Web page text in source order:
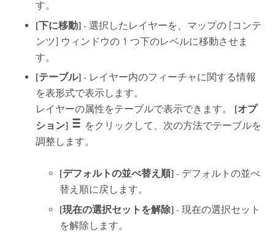
す。
[下に移動] - 選択したレイヤーを、マップの [コンテ
ンツ] ウィンドウの 1 つ下のレベルに移動させま
す。
[テーブル] - レイヤー内のフィーチャに関する情報
を表形式で表示します。
レイヤーの属性をテーブルで表示できます。 [オプ
ション]
をクリックして、次の方法でテーブルを
調整します。
[デフォルトの並べ替え順] - デフォルトの並べ
替え順に戻します。
[現在の選択セットを解除] - 現在の選択セット
を解除します。